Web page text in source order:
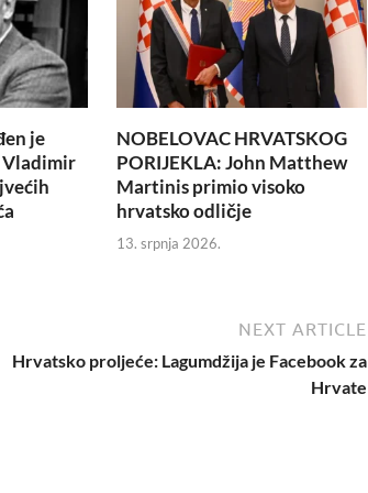
je
Vladimir
NOBELOVAC HRVATSKOG
PORIJEKLA: John Matthew
Martinis primio visoko
hrvatsko odličje
13. srpnja 2026.
NEXT ARTICLE
Hrvatsko proljeće: Lagumdžija je Facebook za
Hrvate